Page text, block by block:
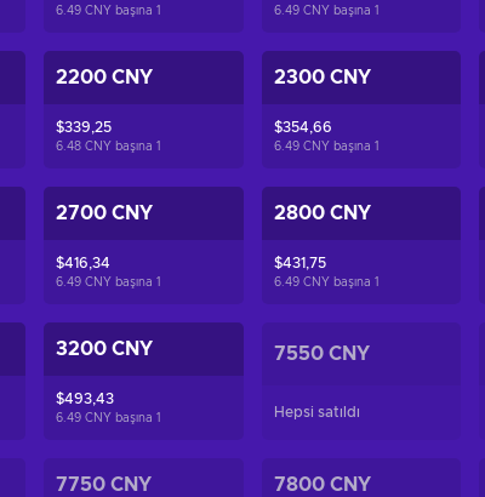
6.49 CNY başına 1 6.49 CNY başına 1
2200 CNY
$339,25
6.48 CNY başına 1
2300 CNY
$354,66
6.49 CNY başına 1
2700 CNY
$416,34
6.49 CNY başına 1
2800 CNY
$431,75
6.49 CNY başına 1
3200 CNY
$493,43
6.49 CNY başına 1
7550 CNY
Hepsi satıldı
7750 CNY 7800 CNY